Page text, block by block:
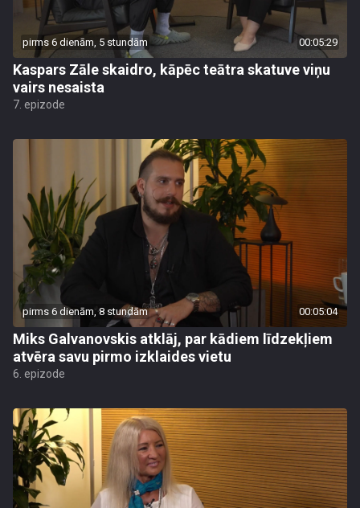
pirms 6 dienām, 5 stundām 00:05:29
Kaspars Zāle skaidro, kāpēc teātra skatuve viņu
vairs nesaista
7. epizode
pirms 6 dienām, 8 stundām 00:05:04
Miks Galvanovskis atklāj, par kādiem līdzekļiem
atvēra savu pirmo izklaides vietu
6. epizode